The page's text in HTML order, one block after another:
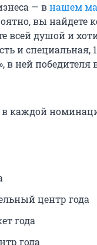
— внашем
вы найдете
всей душой и
и специальная,
в ней победителя
в каждой
центр года
года
года